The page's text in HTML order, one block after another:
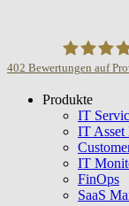
USU GmbH
402 Bewertungen auf
Produkte
IT
IT Asset
IT
FinOps
SaaS